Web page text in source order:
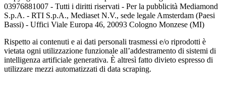
03976881007 - Tutti i diritti riservati - Per la pubblicità Mediamond
S.p.A. - RTI S.p.A., Mediaset N.V., sede legale Amsterdam (Paesi
Bassi) - Uffici Viale Europa 46, 20093 Cologno Monzese (MI)
Rispetto ai contenuti e ai dati personali trasmessi e/o riprodotti è
vietata ogni utilizzazione funzionale all’addestramento di sistemi di
intelligenza artificiale generativa. È altresì fatto divieto espresso di
utilizzare mezzi automatizzati di data scraping.